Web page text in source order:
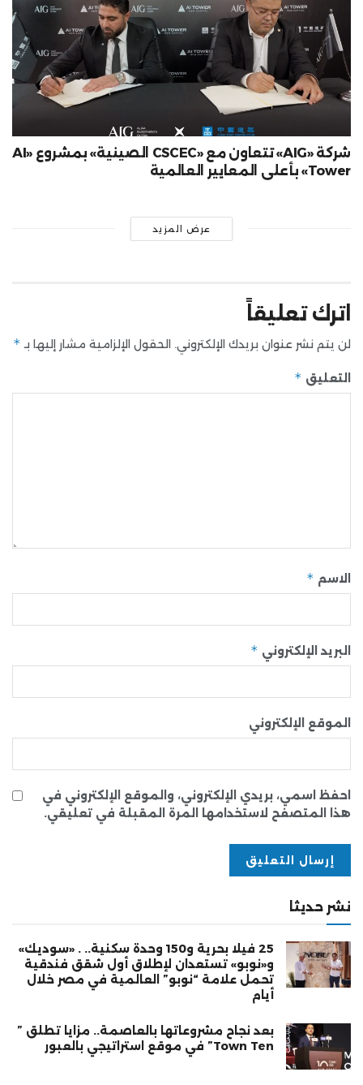
شركة «AIG» تتعاون مع «CSCEC الصينية» بمشروع «AI
Tower» بأعلى المعايير العالمية
عرض المزيد
اترك تعليقاً
لن يتم نشر عنوان بريدك الإلكتروني. الحقول الإلزامية مشار إليها بـ *
التعليق *
الاسم *
البريد الإلكتروني *
الموقع الإلكتروني
احفظ اسمي، بريدي الإلكتروني، والموقع الإلكتروني في
هذا المتصفح لاستخدامها المرة المقبلة في تعليقي.
نشر حديثا
25 فيلا بحرية و150 وحدة سكنية.. . «سوديك»
و«نوبو» تستعدان لإطلاق أول شقق فندقية
تحمل علامة “نوبو” العالمية في مصر خلال
أيام
بعد نجاح مشروعاتها بالعاصمة.. مزايا تطلق ”
Town Ten” في موقع استراتيجي بالعبور